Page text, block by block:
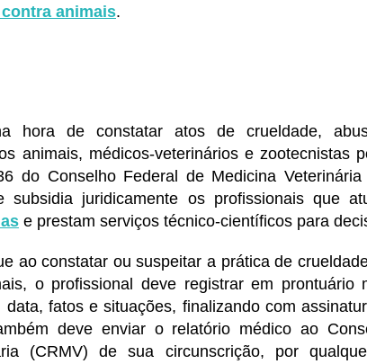
animais.
hora de constatar atos de crueldade,
animais, médicos-veterinários e zootecnistas
do Conselho Federal de Medicina
subsidia juridicamente os profissionais que
e prestam serviços técnico-científicos para
ao constatar ou suspeitar a prática de
o profissional deve registrar em prontuário
data, fatos e situações, finalizando com
deve enviar o relatório médico ao
(CRMV) de sua circunscrição, por